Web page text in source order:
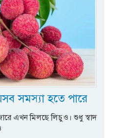
সমস্যা হতে পারে
এখন মিলছে লিচুও। শুধু স্বাদ